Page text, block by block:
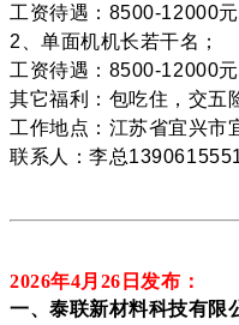
工资待遇：8500-12000
2、单面机机长若干名；
工资待遇：8500-12000
其它福利：包吃住，交五
工作地点：江苏省宜兴市
联系人：李总
2026年4月26 日发布：
一、泰联新材料科技有限